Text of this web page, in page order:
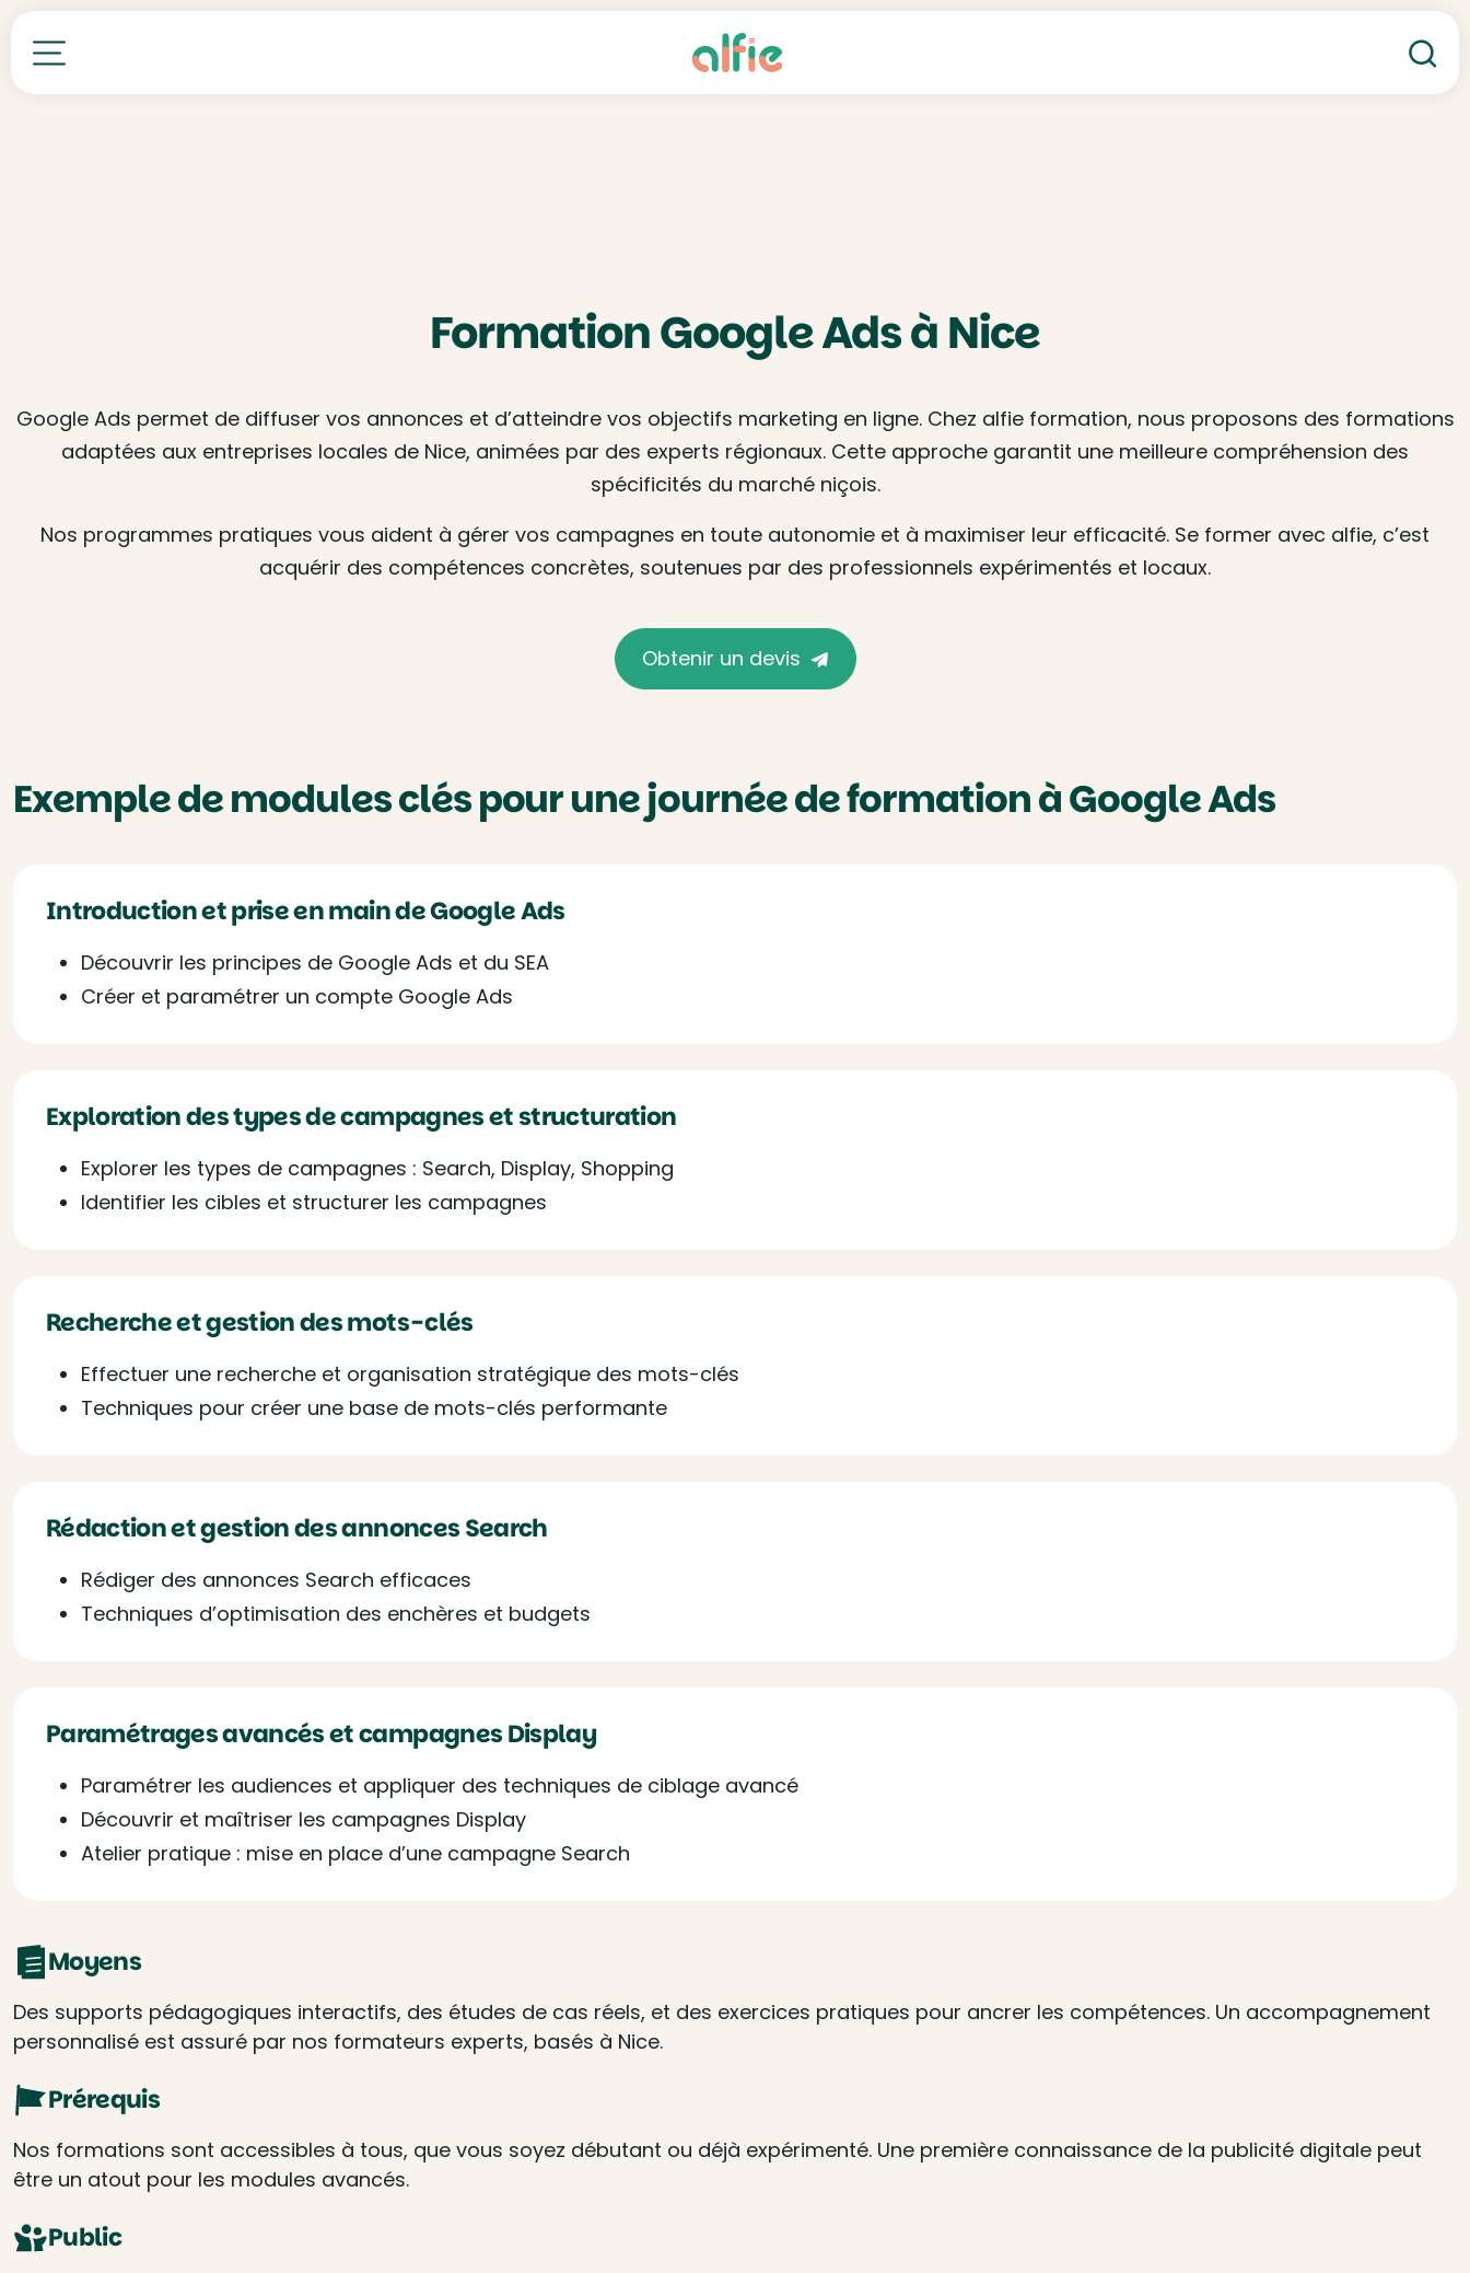
Formation Google Ads à Nice
Google Ads permet de diffuser vos annonces et d’atteindre vos objectifs marketing en ligne. Chez alfie formation, nous proposons des formations
adaptées aux entreprises locales de Nice, animées par des experts régionaux. Cette approche garantit une meilleure compréhension des
spécificités du marché niçois.
Nos programmes pratiques vous aident à gérer vos campagnes en toute autonomie et à maximiser leur efficacité. Se former avec alfie, c’est
acquérir des compétences concrètes, soutenues par des professionnels expérimentés et locaux.
Obtenir un devis
Exemple de modules clés pour une journée de formation à Google Ads
Introduction et prise en main de Google Ads
Découvrir les principes de Google Ads et du SEA
Créer et paramétrer un compte Google Ads
Exploration des types de campagnes et structuration
Explorer les types de campagnes : Search, Display, Shopping
Identifier les cibles et structurer les campagnes
Recherche et gestion des mots-clés
Effectuer une recherche et organisation stratégique des mots-clés
Techniques pour créer une base de mots-clés performante
Rédaction et gestion des annonces Search
Rédiger des annonces Search efficaces
Techniques d’optimisation des enchères et budgets
Paramétrages avancés et campagnes Display
Paramétrer les audiences et appliquer des techniques de ciblage avancé
Découvrir et maîtriser les campagnes Display
Atelier pratique : mise en place d’une campagne Search
Moyens
Des supports pédagogiques interactifs, des études de cas réels, et des exercices pratiques pour ancrer les compétences. Un accompagnement
personnalisé est assuré par nos formateurs experts, basés à Nice.
Prérequis
Nos formations sont accessibles à tous, que vous soyez débutant ou déjà expérimenté. Une première connaissance de la publicité digitale peut
être un atout pour les modules avancés.
Public